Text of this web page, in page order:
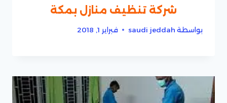
شركة تنظيف منازل بمكة
بواسطة saudi jeddah فبراير 1, 2018